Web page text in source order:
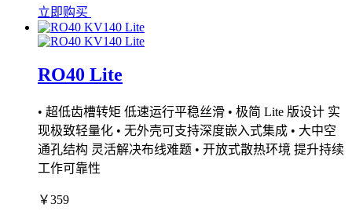
立即购买
RO40 Lite
• 超低齿槽转矩 低速运行平稳丝滑 • 极简 Lite 版设计 实
现极致轻量化 • 无外壳可支持深度嵌入式集成 • 大中空
通孔结构 灵活解决布线难题 • 开放式散热环境 提升持续
工作可靠性
￥359